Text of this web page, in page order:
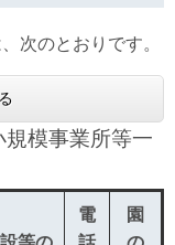
次のとおりです。
規模事業所等一
電
園